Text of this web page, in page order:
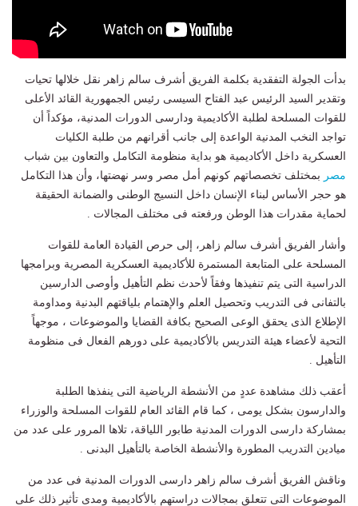
بدأت الجولة التفقدية بكلمة الفريق أشرف سالم زاهر نقل خلالها تحيات
وتقدير السيد الرئيس عبد الفتاح السيسى رئيس الجمهورية القائد الأعلى
للقوات المسلحة لطلبة الأكاديمية ودارسى الدورات المدنية، مؤكداً أن
تواجد النخب المدنية الواعدة إلى جانب أقرانهم من طلبة الكليات
العسكرية داخل الأكاديمية هو بداية منظومة التكامل والتعاون بين شباب
مصر بمختلف تخصصاتهم كونهم أمل مصر وسر نهضتها، وأن هذا التكامل
هو حجر الأساس لبناء الإنسان داخل النسيج الوطنى والضمانة الحقيقة
لحماية مقدرات هذا الوطن ورفعته فى مختلف المجالات .
وأشار الفريق أشرف سالم زاهر، إلى حرص القيادة العامة للقوات
المسلحة على المتابعة المستمرة للأكاديمية العسكرية المصرية وبرامجها
الدراسية التى يتم تنفيذها وفقاً لأحدث نظم التأهيل وأوصى الدارسين
بالتفانى فى التدريب وتحصيل العلم والإهتمام بلياقتهم البدنية ومداومة
الإطلاع الذى يحقق الوعى الصحيح بكافة القضايا والموضوعات ، موجهاً
التحية لأعضاء هيئة التدريس بالأكاديمية على دورهم الفعال فى منظومة
التأهيل .
أعقب ذلك مشاهدة عددٍ من الأنشطة الرياضية التى ينفذها الطلبة
والدارسون بشكل يومى ، كما قام القائد العام للقوات المسلحة والوزراء
بمشاركة دارسى الدورات المدنية طابور اللياقة، تلاها المرور على عدد من
ميادين التدريب المطورة والأنشطة الخاصة بالتأهيل البدنى .
وناقش الفريق أشرف سالم زاهر دارسى الدورات المدنية فى عدد من
الموضوعات التى تتعلق بمجالات دراستهم بالأكاديمية ومدى تأثير ذلك على